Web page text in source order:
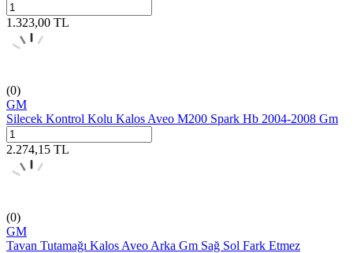
1.323,00 TL
(0)
GM
Silecek Kontrol Kolu Kalos Aveo M200 Spark Hb 2004-2008 Gm
2.274,15 TL
(0)
GM
Tavan Tutamağı Kalos Aveo Arka Gm Sağ Sol Fark Etmez